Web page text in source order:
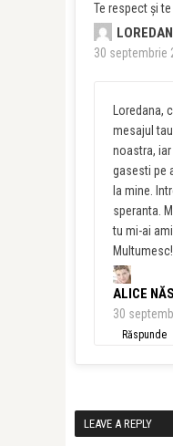
Te respect și
30 septembrie
Loredana,
mesajul
noastra,
gasesti pe
la mine.
speranta.
tu mi-ai
Multumesc!
ALICE
30
Răspunde
LEAVE A REPLY